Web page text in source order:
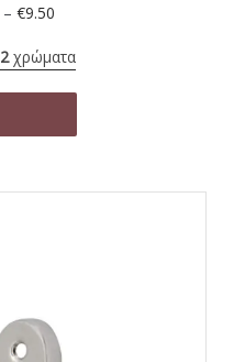
– €9.50
2χρώματα